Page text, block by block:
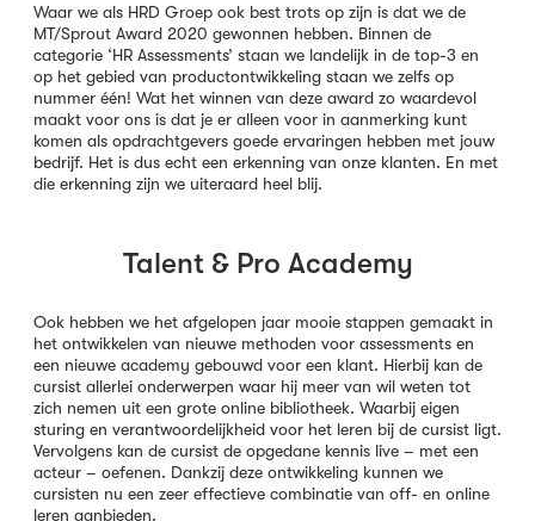
Waar we als HRD Groep ook best trots op zijn is dat we de
MT/Sprout Award 2020 gewonnen hebben. Binnen de
categorie ‘HR Assessments’ staan we landelijk in de top-3 en
op het gebied van productontwikkeling staan we zelfs op
nummer één! Wat het winnen van deze award zo waardevol
maakt voor ons is dat je er alleen voor in aanmerking kunt
komen als opdrachtgevers goede ervaringen hebben met jouw
bedrijf. Het is dus echt een erkenning van onze klanten. En met
die erkenning zijn we uiteraard heel blij.
Talent & Pro Academy
Ook hebben we het afgelopen jaar mooie stappen gemaakt in
het ontwikkelen van nieuwe methoden voor assessments en
een nieuwe academy gebouwd voor een klant. Hierbij kan de
cursist allerlei onderwerpen waar hij meer van wil weten tot
zich nemen uit een grote online bibliotheek. Waarbij eigen
sturing en verantwoordelijkheid voor het leren bij de cursist ligt.
Vervolgens kan de cursist de opgedane kennis live – met een
acteur – oefenen. Dankzij deze ontwikkeling kunnen we
cursisten nu een zeer effectieve combinatie van off- en online
leren aanbieden.